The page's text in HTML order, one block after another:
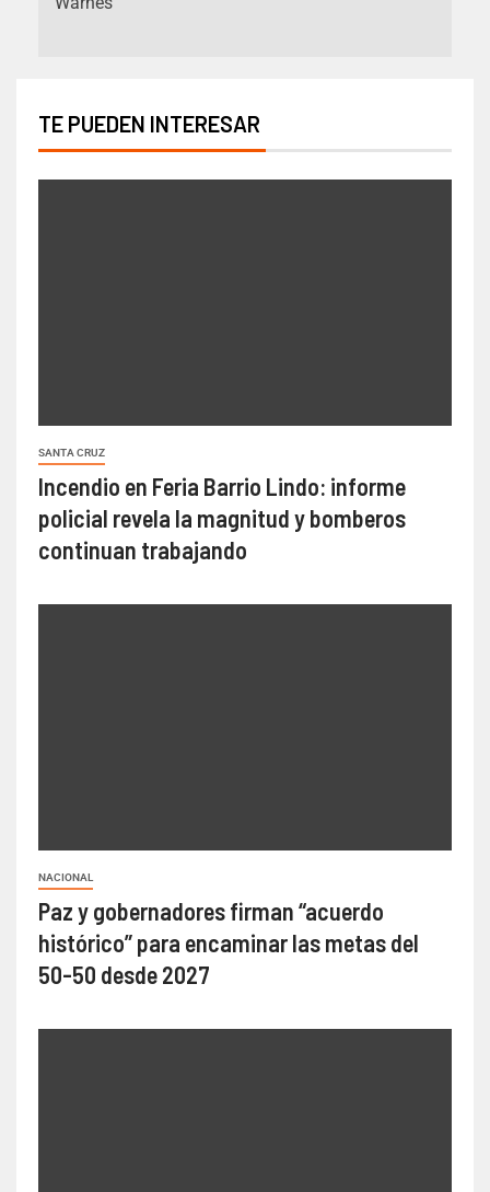
TE PUEDEN INTERESAR
SANTA CRUZ
Incendio en Feria Barrio Lindo: informe
policial revela la magnitud y bomberos
continuan trabajando
NACIONAL
Paz y gobernadores firman “acuerdo
histórico” para encaminar las metas del
50-50 desde 2027